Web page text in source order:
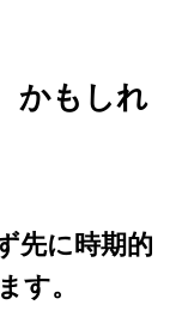
かもしれ
先に時期的
す。